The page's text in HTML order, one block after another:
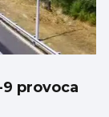
provoca